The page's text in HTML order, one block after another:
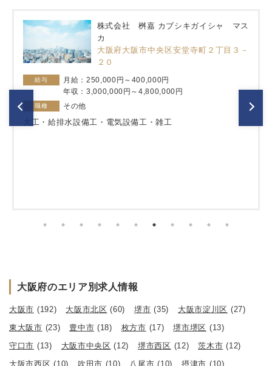
株式会社 桝嘉 カブシキガイシャ マス
カ
大阪府大阪市中央区安堂寺町２丁目３－
２０
給与
月給：250,000円～400,000円
年収：3,000,000円～4,800,000円
職種 その他
大工・給排水設備工・電気設備工・雑工
大阪府のエリア別求人情報
大阪市 (192) 大阪市北区 (60) 堺市 (35) 大阪市淀川区 (27)
東大阪市 (23) 豊中市 (18) 枚方市 (17) 堺市堺区 (13)
守口市 (13) 大阪市中央区 (12) 堺市西区 (12) 茨木市 (12)
大阪市西区 (10) 吹田市 (10) 八尾市 (10) 摂津市 (10)